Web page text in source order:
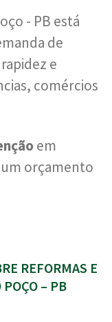
- PB está
de
e
comércios
em
um orçamento
REFORMAS E
– PB